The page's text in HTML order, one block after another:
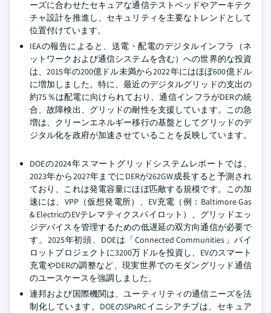
ーズに合わせたセキュアな通信テストベッドやアーキテク
チャ設計を推進し、セキュリティを主要なトレンドとして
位置付けています。
IEAの報告によると、送電・配電のデジタルインフラ（ネ
ットワークおよび通信システムを含む）への世界的な投資
は、2015年の200億ドル未満から2022年にはほぼ600億ドル
に増加しました。特に、最近のデジタルグリッドの支出の
約75％は配電に向けられており、通信インフラがDERの統
合、故障検出、グリッドの耐性を支援しています。この急
増は、クリーンエネルギー移行の基盤としてグリッドのデ
ジタル化を政府が加速させていることを反映しています。
DOEの2024年スマートグリッドシステムレポートでは、
2023年から2027年までにDERが262GW成長すると予測され
ており、これは発電容量にほぼ匹敵する規模です。この加
速には、VPP（仮想発電所）、EV充電（例：Baltimore Gas
& ElectricのEVテレマティクスパイロット）、グリッドエッ
ジデバイスを管理するための低遅延の双方向通信が必要で
す。2025年初頭、DOEは「Connected Communities」パイ
ロットプロジェクトに3200万ドルを投資し、EVのスマート
充電やDERの調整など、現実世界でのモダングリッド通信
のユースケースを強調しました。
連邦および国際機関は、ユーティリティの通信ニーズを法
制化しています。DOEのSPaRCイニシアチブは、セキュア